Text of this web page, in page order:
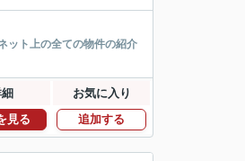
ット上の全ての物件の紹介
お気に入り
見る 追加する